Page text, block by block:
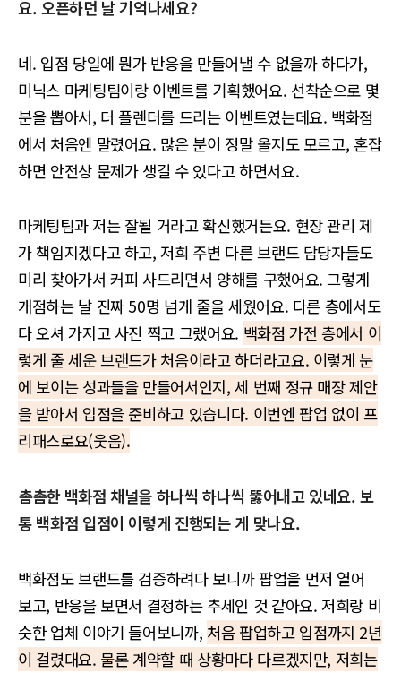
요. 오픈하던 날 기억나세요?
네. 입점 당일에 뭔가 반응을 만들어낼 수 없을까 하다가,
미닉스 마케팅팀이랑 이벤트를 기획했어요. 선착순으로 몇
분을 뽑아서, 더 플렌더를 드리는 이벤트였는데요. 백화점
에서 처음엔 말렸어요. 많은 분이 정말 올지도 모르고, 혼잡
하면 안전상 문제가 생길 수 있다고 하면서요.
마케팅팀과 저는 잘될 거라고 확신했거든요. 현장 관리 제
가 책임지겠다고 하고, 저희 주변 다른 브랜드 담당자들도
미리 찾아가서 커피 사드리면서 양해를 구했어요. 그렇게
개점하는 날 진짜 50명 넘게 줄을 세웠어요. 다른 층에서도
다 오셔 가지고 사진 찍고 그랬어요. 백화점 가전 층에서 이
렇게 줄 세운 브랜드가 처음이라고 하더라고요. 이렇게 눈
에 보이는 성과들을 만들어서인지, 세 번째 정규 매장 제안
을 받아서 입점을 준비하고 있습니다. 이번엔 팝업 없이 프
리패스로요(웃음).
촘촘한 백화점 채널을 하나씩 하나씩 뚫어내고 있네요. 보
통 백화점 입점이 이렇게 진행되는 게 맞나요.
백화점도 브랜드를 검증하려다 보니까 팝업을 먼저 열어
보고, 반응을 보면서 결정하는 추세인 것 같아요. 저희랑 비
슷한 업체 이야기 들어보니까, 처음 팝업하고 입점까지 2년
이 걸렸대요. 물론 계약할 때 상황마다 다르겠지만, 저희는